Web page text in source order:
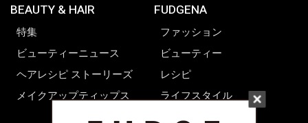
BEAUTY & HAIR
特集
ビューティーニュース
ヘアレシピ ストーリーズ
メイクアップティップス
FUDGENA
ファッション
ビューティー
レシピ
ライフスタイル
海外生活